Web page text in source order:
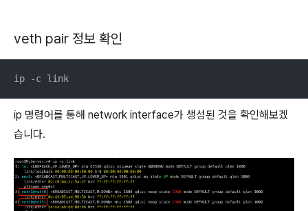
veth pair 정보 확인
ip -c link
ip 명령어를 통해 network interface가 생성된 것을 확인해보겠
습니다.